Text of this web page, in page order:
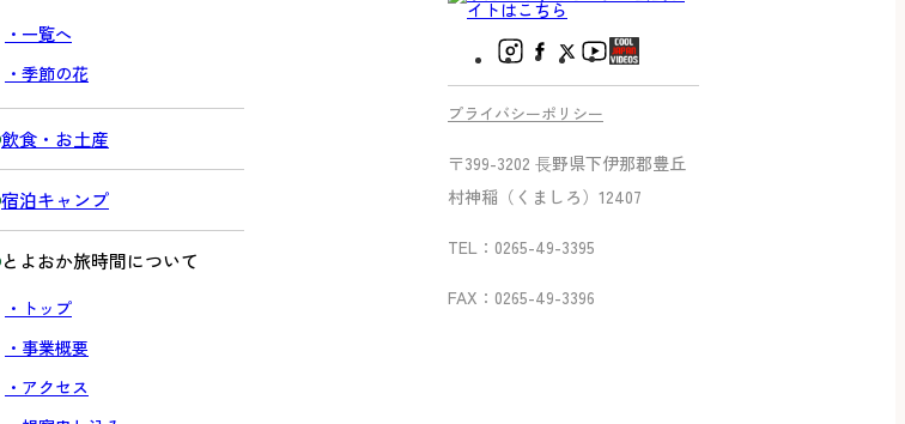
・一覧へ
・季節の花
飲食・お土産
宿泊キャンプ
とよおか旅時間について
・トップ
・事業概要
・アクセス
プライバシーポリシー
〒399-3202 ⻑野県下伊那郡豊丘
村神稲（くましろ）12407
TEL：0265-49-3395
FAX：0265-49-3396